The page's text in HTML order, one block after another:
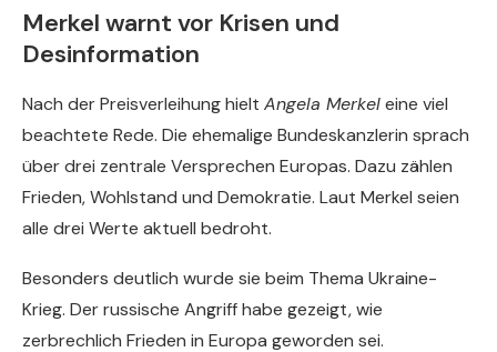
Merkel warnt vor Krisen und
Desinformation
Nach der Preisverleihung hielt Angela Merkeleine viel
beachtete Rede. Die ehemalige Bundeskanzlerin sprach
über drei zentrale Versprechen Europas. Dazu zählen
Frieden, Wohlstand und Demokratie. Laut Merkel seien
alle drei Werte aktuell bedroht.
Besonders deutlich wurde sie beim Thema Ukraine-
Krieg. Der russische Angriff habe gezeigt, wie
zerbrechlich Frieden in Europa geworden sei.